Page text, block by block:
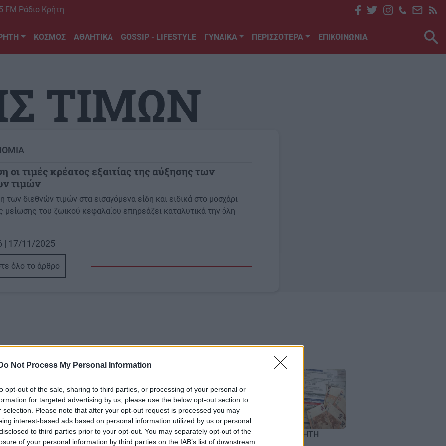
Do Not Process My Personal Information
opt-out of the sale, sharing to third parties, or processing of your personal or
for targeted advertising by us, please use the below opt-out section to
selection. Please note that after your opt-out request is processed you may
interest-based ads based on personal information utilized by us or personal
to third parties prior to your opt-out. You may separately opt-out of the
of your personal information by third parties on the IAB’s list of downstream
FM Ράδιο Κρήτη
ΚΟΣΜΟΣ ΑΘΛΗΤΙΚΑ GOSSIP - LIFESTYLE ΓΥΝΑΙΚΑ ΠΕΡΙΣΣΟΤΕΡΑ ΕΠΙΚΟΙΝΩΝΙΑ
ΤΙΜΩΝ
οι τιμές κρέατος εξαιτίας της αύξησης των
τιμών
των διεθνών τιμών στα εισαγόμενα είδη και ειδικά στο μοσχάρι
μείωσης του ζωικού κεφαλαίου επηρεάζει καταλυτικά την όλη
| 17/11/2025
όλο το άρθρο
ΟΙΚΟΝΟΜΙΑ ΚΡΗΤΗ